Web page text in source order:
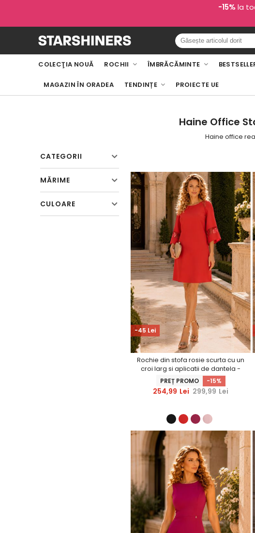
-15% la
COLECŢIA NOUĂ ROCHII ÎMBRĂCĂMINTE
MAGAZIN ÎN ORADEA TENDINȚE PROIECTE UE
Haine Office
Haine office
CATEGORII
MĂRIME
CULOARE
-45 Lei
Rochie din stofa rosie scurta cu un
croi larg si aplicatii de dantela -
StarShinerS
PREȚ PROMO -15%
254,99 Lei 299,99 Lei